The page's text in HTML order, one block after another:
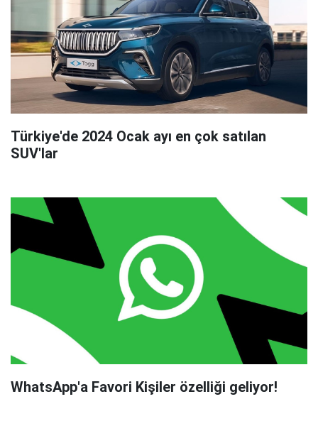
Türkiye'de 2024 Ocak ayı en çok satılan
SUV'lar
WhatsApp'a Favori Kişiler özelliği geliyor!